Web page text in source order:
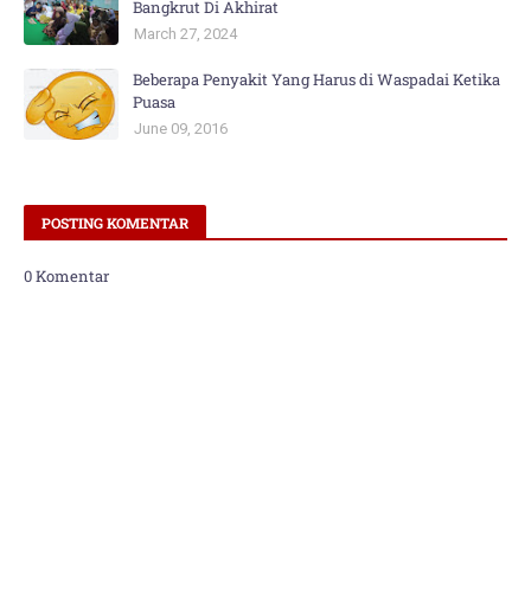
Bangkrut Di Akhirat
March 27, 2024
Beberapa Penyakit Yang Harus di Waspadai Ketika
Puasa
June 09, 2016
POSTING KOMENTAR
0 Komentar